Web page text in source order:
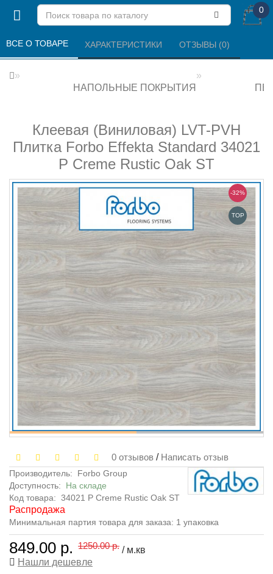
0
НАПОЛЬНЫЕ ПОКРЫТИЯ
Клеевая (Виниловая) LVT-PVH
Плитка Forbo Effekta Standard 34021
P Creme Rustic Oak ST
ВСЕ О ТОВАРЕ ХАРАКТЕРИСТИКИ ОТЗЫВЫ (0)
-32%
TOP
0 отзывов / Написать отзыв
Производитель:
Forbo Group
Доступность: На складе
Код товара: 34021 P Creme Rustic Oak ST
Распродажа
Минимальная партия товара для заказа: 1 упаковка
849.00 р. 1250.00 р. / м.кв
Нашли дешевле